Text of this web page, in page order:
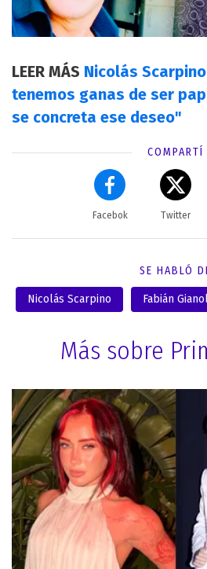
LEER MÁS Nicolás
tenemos ganas de ser
se concreta ese deseo"
COMPARTÍ
Facebok Twitter
SE HABLÓ
Nicolás Scarpino Fabián
Más sobre